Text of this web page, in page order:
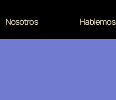
Nosotros Hablemos